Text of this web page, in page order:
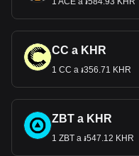
CC a KHR
1 CC a ៛356.71 KHR
ZBT a KHR
1 ZBT a ៛547.12 KHR